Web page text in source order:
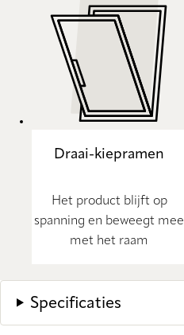
Draai-kiepramen
Het product blijft op
spanning en beweegt mee
met het raam
Specificaties